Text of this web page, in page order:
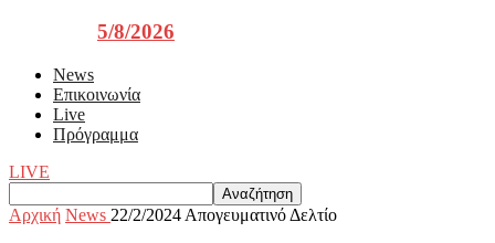
5/8/2026
News
Επικοινωνία
Live
Πρόγραμμα
LIVE
Αρχική News 22/2/2024 Aπογευματινό Δελτίο